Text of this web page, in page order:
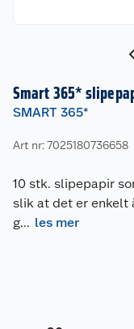
Smart 365*
SMART 365*
Art nr: 7025180736658
10 stk. slipepapir
slik at det er enkelt
g... les mer